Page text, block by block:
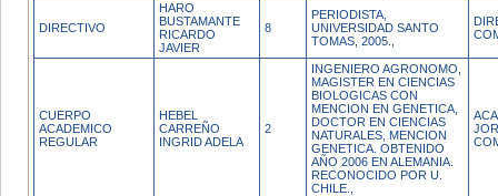
DIRECTIVO
HARO
BUSTAMANTE
RICARDO
JAVIER
8
PERIODISTA,
UNIVERSIDAD SANTO
TOMAS, 2005.,
CUERPO
ACADEMICO
REGULAR
HEBEL
CARREÑO
INGRID ADELA
2
INGENIERO AGRONOMO,
MAGISTER EN CIENCIAS
BIOLOGICAS CON
MENCION EN GENETICA,
DOCTOR EN CIENCIAS
NATURALES, MENCION
GENETICA. OBTENIDO
AÑO 2006 EN ALEMANIA.
RECONOCIDO POR U.
CHILE.,